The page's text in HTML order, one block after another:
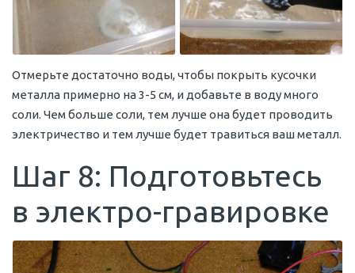
Отмерьте достаточно воды, чтобы покрыть кусочки
металла примерно на 3-5 см, и добавьте в воду много
соли. Чем больше соли, тем лучше она будет проводить
электричество и тем лучше будет травиться ваш металл.
Шаг 8: Подготовьтесь
в электро-гравировке